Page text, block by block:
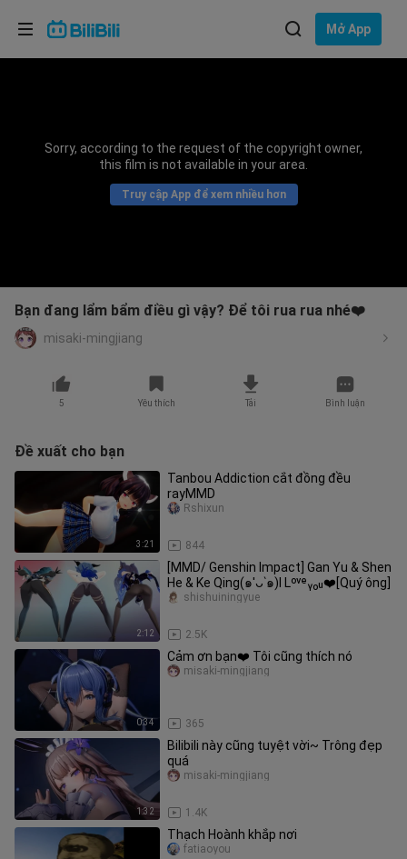
Mở App
Sorry, according to the request of the copyright owner,
this film is not available in your area.
Truy cập App để xem nhiều hơn
Bạn đang lẩm bẩm điều gì vậy? Để tôi rua rua nhé❤️
misaki-mingjiang
5 Yêu thích Tải Bình luận
Đề xuất cho bạn
3:21
Tanbou Addiction cắt đồng đều
rayMMD
844
Rshixun
2:12
[MMD/ Genshin Impact] Gan Yu & Shen
He & Ke Qing(๑′ᴗ‵๑)I Lᵒᵛᵉᵧₒᵤ❤️[Quý ông]
2.5K
shishuiningyue
0:34
Cảm ơn bạn❤️ Tôi cũng thích nó
365
misaki-mingjiang
1:32
Bilibili này cũng tuyệt vời~ Trông đẹp
quá
1.4K
misaki-mingjiang
Thạch Hoành khắp nơi
fatiaoyou
Lựa chọn ngôn ngữ
Bahasa Indonesia